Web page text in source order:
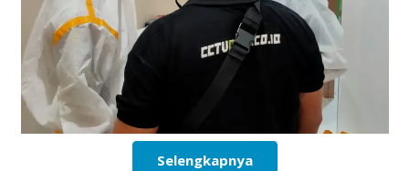
Selengkapnya